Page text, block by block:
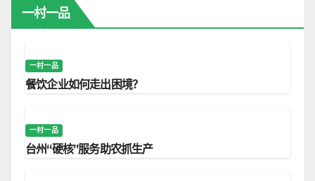
一村一品
一村一品
餐饮企业如何走出困境？
一村一品
台州“硬核”服务助农抓生产